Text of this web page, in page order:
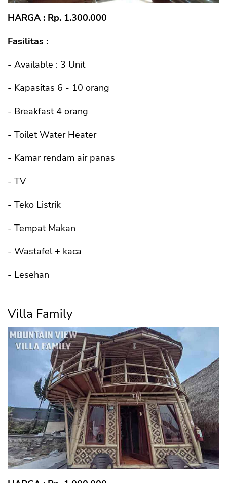
HARGA : Rp. 1.300.000
Fasilitas :
- Available : 3 Unit
- Kapasitas 6 - 10 orang
- Breakfast 4 orang
- Toilet Water Heater
- Kamar rendam air panas
- TV
- Teko Listrik
- Tempat Makan
- Wastafel + kaca
- Lesehan
Villa Family